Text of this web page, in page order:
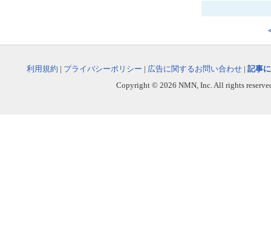
利用規約 | プライバシーポリシー | 広告に関するお問い合わせ | 記事
Copyright © 2026 NMN, Inc. All rights